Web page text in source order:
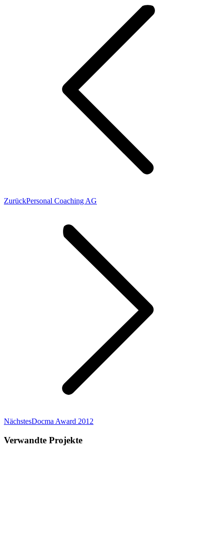
ZurückPrevious
Personal Coaching AG
NächstesNext
Docma Award 2012
Verwandte Projekte